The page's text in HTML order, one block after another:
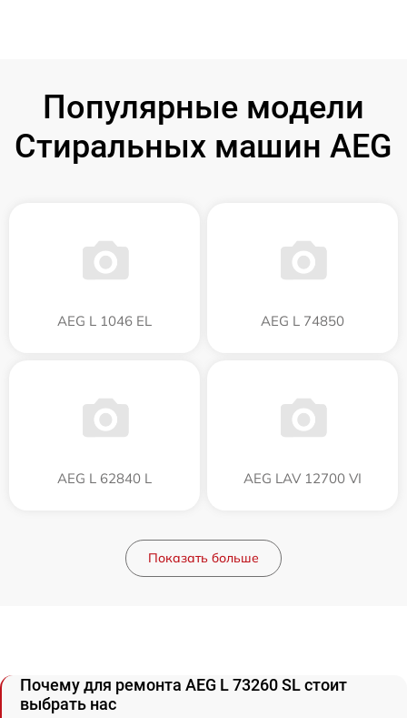
Популярные модели
Стиральных машин AEG
AEG L 1046 EL AEG L 74850
AEG L 62840 L AEG LAV 12700 VI
Показать больше
Почему для ремонта AEG L 73260 SL стоит
выбрать нас